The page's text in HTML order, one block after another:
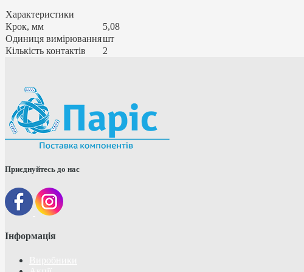
Характеристики
Крок, мм
5,08
Одиниця вимірюванняшт
Кількість контактів
2
Приєднуйтесь до нас
Інформація